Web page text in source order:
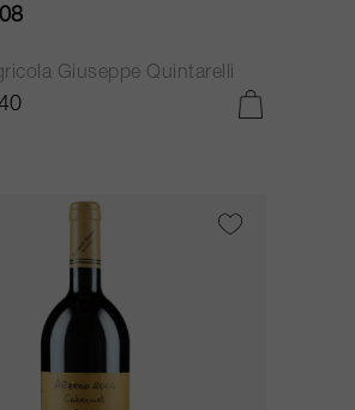
Giuseppe Quintarelli